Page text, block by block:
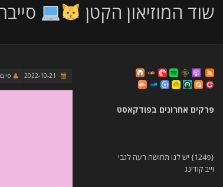
שוד המוזיאון הקטן
פרקים אחרונים בפודקאסט
{פ124} יש לנו תחושה רעה לגבי
וייב קודינג